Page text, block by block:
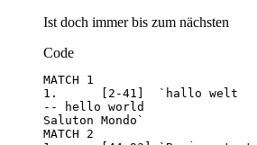
Ist doch immer bis zum nächsten
Code